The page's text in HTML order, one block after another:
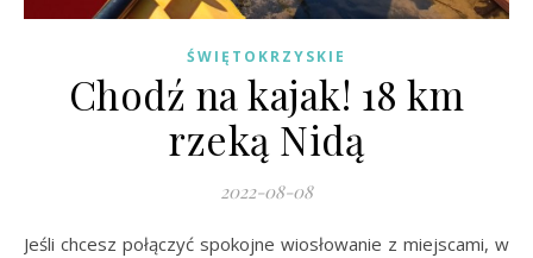
ŚWIĘTOKRZYSKIE
Chodź na kajak! 18 km
rzeką Nidą
2022-08-08
Jeśli chcesz połączyć spokojne wiosłowanie z miejscami, w